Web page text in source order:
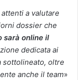
a valutare
dossier che
sarà online il
dedicata ai
sottolineato, oltre
anche il team»